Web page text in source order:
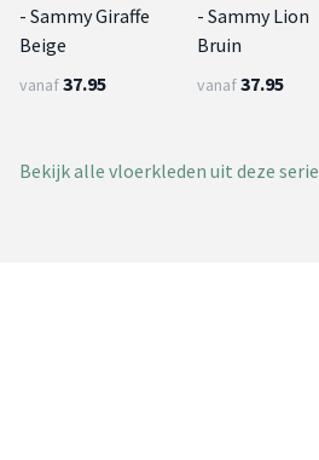
- Sammy Giraffe
Beige
vanaf37.95
- Sammy Lion
Bruin
vanaf37.95
Bekijk alle vloerkleden uit deze serie